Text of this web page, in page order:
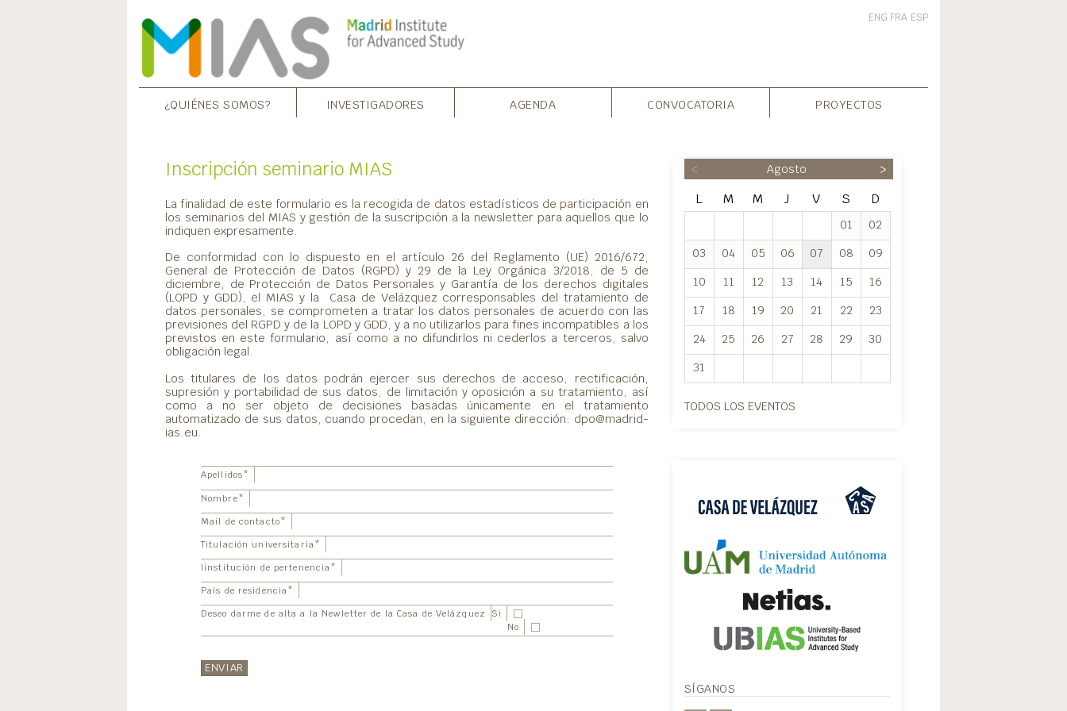
ENG FRA ESP
¿QUIÉNES SOMOS? INVESTIGADORES AGENDA CONVOCATORIA PROYECTOS
Inscripción seminario MIAS
La finalidad de este formulario es la recogida de datos estadísticos de participación en
los seminarios del MIAS y gestión de la suscripción a la newsletter para aquellos que lo
indiquen expresamente.
De conformidad con lo dispuesto en el artículo 26 del Reglamento (UE) 2016/672,
General de Protección de Datos (RGPD) y 29 de la Ley Orgánica 3/2018, de 5 de
diciembre, de Protección de Datos Personales y Garantía de los derechos digitales
(LOPD y GDD), el MIAS y la Casa de Velázquez corresponsables del tratamiento de
datos personales, se comprometen a tratar los datos personales de acuerdo con las
previsiones del RGPD y de la LOPD y GDD, y a no utilizarlos para fines incompatibles a los
previstos en este formulario, así como a no difundirlos ni cederlos a terceros, salvo
obligación legal.
Los titulares de los datos podrán ejercer sus derechos de acceso, rectificación,
supresión y portabilidad de sus datos, de limitación y oposición a su tratamiento, así
como a no ser objeto de decisiones basadas únicamente en el tratamiento
automatizado de sus datos, cuando procedan, en la siguiente dirección: dpo@madrid-
ias.eu.
Apellidos*
Nombre*
Mail de contacto*
Titulación universitaria *
Iinstitución de pertenencia *
País de residencia *
Deseo darme de alta a la Newletter de la Casa de Velázquez
Si
No
< Agosto >
L M M J V S D
01
02
03
04 05 06 07 08
09
10
11 12 13 14 15
16
17
18 19 20 21 22
23
24
25 26 27 28 29
30
31
TODOS LOS EVENTOS
SÍGANOS